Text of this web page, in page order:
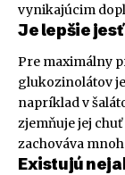
vynikajúcim
Je lepšie
Pre maximálny
glukozinolátov
napríklad v
zjemňuje jej
zachováva
Existujú